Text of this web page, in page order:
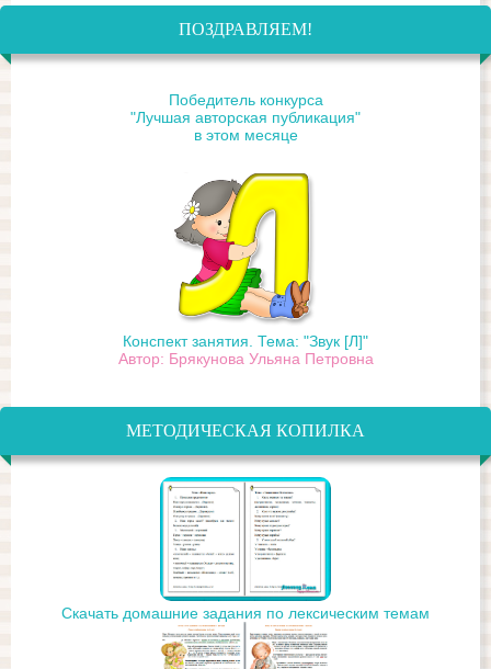
ПОЗДРАВЛЯЕМ!
Победитель конкурса
"Лучшая авторская публикация"
в этом месяце
Конспект занятия. Тема: "Звук [Л]"
Автор: Брякунова Ульяна Петровна
МЕТОДИЧЕСКАЯ КОПИЛКА
Скачать домашние задания по лексическим темам